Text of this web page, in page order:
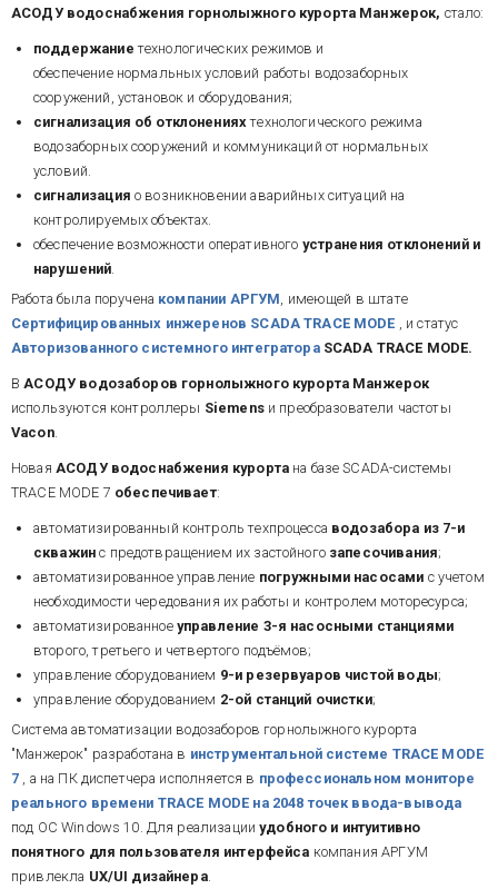
АСОДУ водоснабжения горнолыжного курорта Манжерок, стало:
поддержаниетехнологических режимов и
обеспечение нормальных условий работы водозаборных
сооружений, установок и оборудования;
сигнализация об отклоненияхтехнологического режима
водозаборных сооружений и коммуникаций от нормальных
условий.
сигнализация о возникновении аварийных ситуаций на
контролируемых объектах.
обеспечение возможности оперативного устранения отклонений и
нарушений.
Работа была поручена компании АРГУМ, имеющей в штате
Сертифицированных инжеренов SCADA TRACE MODE , и статус
Авторизованного системного интегратораSCADA TRACE MODE.
ВАСОДУ водозаборов горнолыжного курорта Манжерок
используются контроллеры Siemens и преобразователи частоты
Vacon.
Новая АСОДУ водоснабжения курорта на базе SCADA-системы
TRACE MODE 7 обеспечивает:
автоматизированный контроль техпроцесса водозабора из 7-и
скважин с предотвращением их застойного запесочивания;
автоматизированное управление погружными насосами с учетом
необходимости чередования их работы и контролем моторесурса;
автоматизированное управление 3-я насосными станциями
второго, третьего и четвертого подъёмов;
управление оборудованием 9-и резервуаров чистой воды;
управление оборудованием 2-ой станций очистки;
Система автоматизации водозаборов горнолыжного курорта
"Манжерок" разработана в инструментальной системе TRACE MODE
7 , а на ПК диспетчера исполняется в профессиональном мониторе
реального времени TRACE MODE на 2048 точек ввода-вывода
под ОС Windows 10. Для реализацииудобного и интуитивно
понятного для пользователя интерфейса компания АРГУМ
привлекла UX/UI дизайнера.